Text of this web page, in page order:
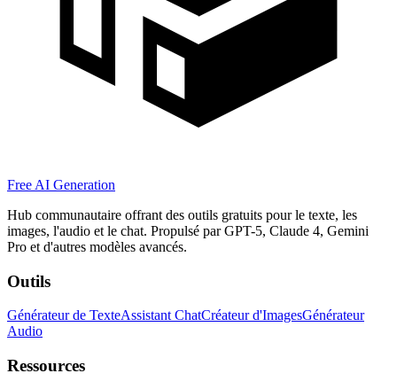
Free AI Generation
Hub communautaire offrant des outils gratuits pour le texte, les
images, l'audio et le chat. Propulsé par GPT-5, Claude 4, Gemini
Pro et d'autres modèles avancés.
Outils
Générateur de TexteAssistant ChatCréateur d'ImagesGénérateur
Audio
Ressources